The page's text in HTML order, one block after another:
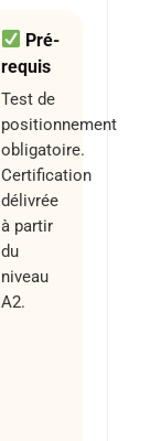
Pré-
requis
Test de
positionnement
obligatoire.
Certification
délivrée
à partir
du
niveau
A2.